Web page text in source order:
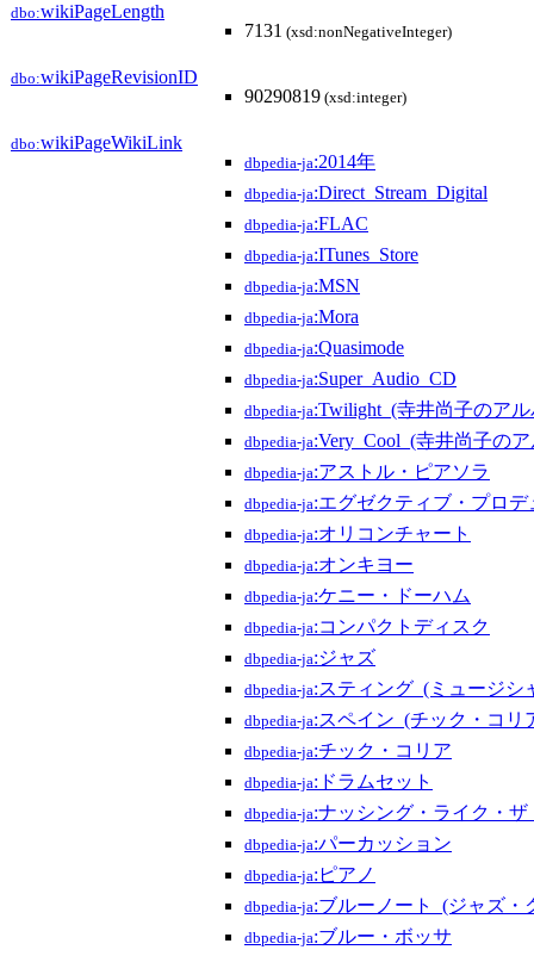
dbo:wikiPageLength
7131 (xsd:nonNegativeInteger)
dbo:wikiPageRevisionID
90290819 (xsd:integer)
dbo:wikiPageWikiLink
dbpedia-ja:2014年
dbpedia-ja:Direct_Stream_Digital
dbpedia-ja:FLAC
dbpedia-ja:ITunes_Store
dbpedia-ja:MSN
dbpedia-ja:Mora
dbpedia-ja:Quasimode
dbpedia-ja:Super_Audio_CD
dbpedia-ja:Twilight_(寺井尚子のア
dbpedia-ja:Very_Cool_(寺井尚子の
dbpedia-ja:アストル・ピアソラ
dbpedia-ja:エグゼクティブ・プロデ
dbpedia-ja:オリコンチャート
dbpedia-ja:オンキヨー
dbpedia-ja:ケニー・ドーハム
dbpedia-ja:コンパクトディスク
dbpedia-ja:ジャズ
dbpedia-ja:スティング_(ミュージシ
dbpedia-ja:スペイン_(チック・コリ
dbpedia-ja:チック・コリア
dbpedia-ja:ドラムセット
dbpedia-ja:ナッシング・ライク・ザ
dbpedia-ja:パーカッション
dbpedia-ja:ピアノ
dbpedia-ja:ブルーノート_(ジャズ・
dbpedia-ja:ブルー・ボッサ